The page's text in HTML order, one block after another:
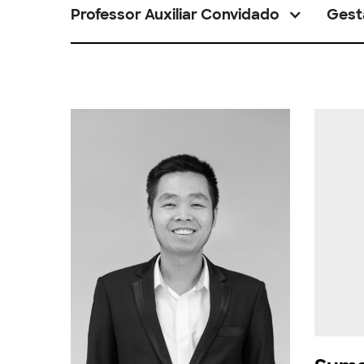
Professor Auxiliar Convidado